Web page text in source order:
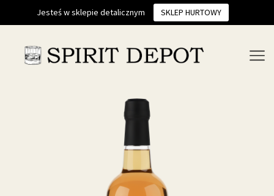
Jesteś w sklepie detalicznym SKLEP HURTOWY